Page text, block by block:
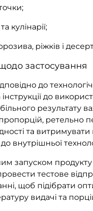
кулінарії;
ріжків і
застосування
до
до
результату
ретельно
та витримувати
внутрішньої
запуском продукту
тестове
щоб підібрати
видачі та